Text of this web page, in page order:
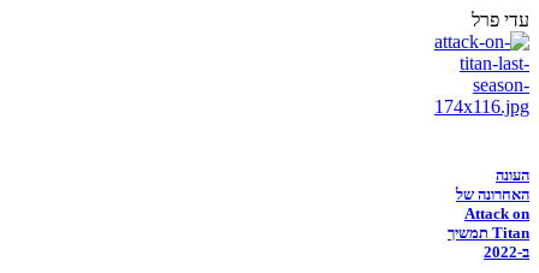
עדי פרל
העונה
האחרונה של
Attack on
Titan תמשיך
ב-2022